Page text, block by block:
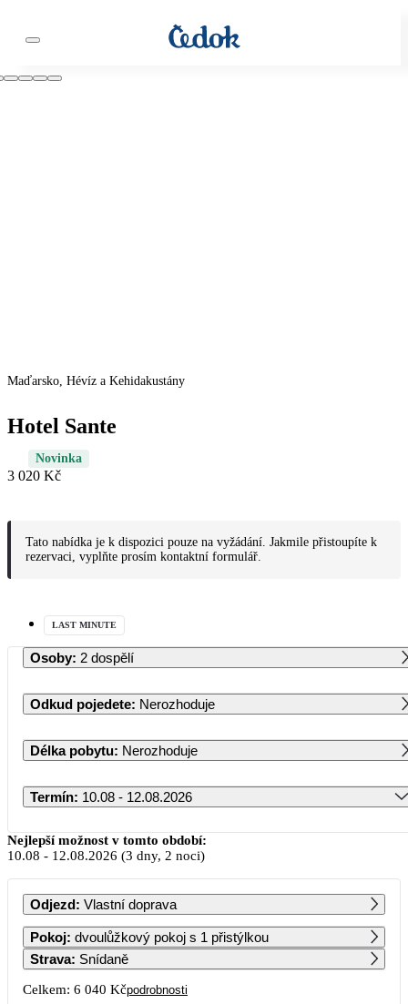
Maďarsko, Hévíz a Kehidakustány
Hotel Sante
Novinka
3 020 Kč
Tato nabídka je k dispozici pouze na vyžádání. Jakmile přistoupíte k
rezervaci, vyplňte prosím kontaktní formulář.
LAST MINUTE
Osoby: 2 dospělí
Odkud pojedete: Nerozhoduje
Délka pobytu: Nerozhoduje
Termín: 10.08 - 12.08.2026
Srpen 2026
PO ÚT ST ČT PÁ SO NE
1 2
3 4 5 6 7 8 9
Nejlepší možnost v tomto období:
10.08 - 12.08.2026 (3 dny, 2 noci)
Odjezd: Vlastní doprava
Pokoj: dvoulůžkový pokoj s 1 přistýlkou
Strava: Snídaně
Celkem: 6 040 Kčpodrobnosti